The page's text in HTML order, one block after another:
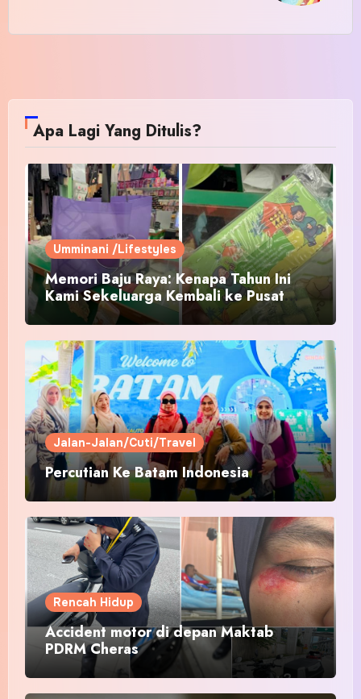
Apa Lagi Yang Ditulis?
Umminani /Lifestyles
Memori Baju Raya: Kenapa Tahun Ini
Kami Sekeluarga Kembali ke Pusat
Pakaian Hari-Hari?
Jalan-Jalan/Cuti/Travel
Percutian Ke Batam Indonesia
Rencah Hidup
Accident motor di depan Maktab
PDRM Cheras